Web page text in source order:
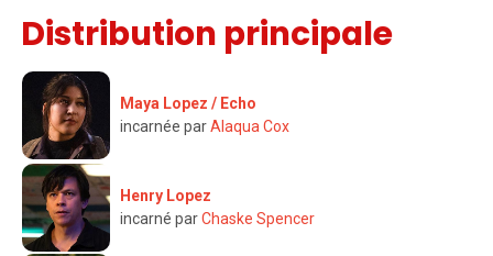
Distribution principale
Maya Lopez / Echo
incarnée parAlaqua Cox
Henry Lopez
incarné parChaske Spencer